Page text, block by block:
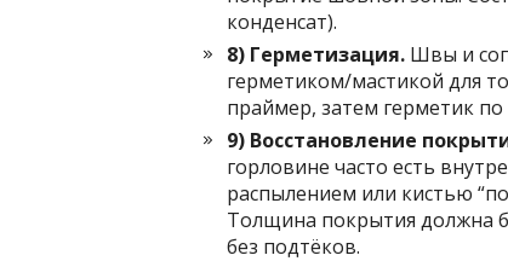
конденсат).
8) Герметизация. Швы и
герметиком/мастикой для
праймер, затем герметик
9) Восстановление
горловине часто есть
распылением или кистью
Толщина покрытия должна
без подтёков.